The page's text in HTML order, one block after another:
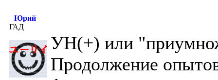
Юрий
ГАД
УН(+) или
Продолжение